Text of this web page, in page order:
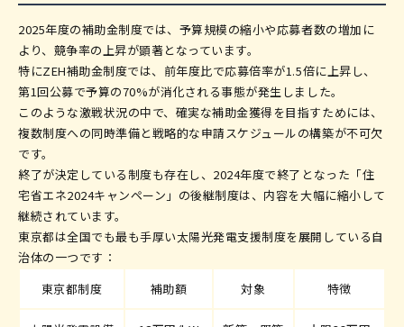
2025年度の補助金制度では、予算規模の縮小や応募者数の増加に
より、競争率の上昇が顕著となっています。
特にZEH補助金制度では、前年度比で応募倍率が1.5倍に上昇し、
第1回公募で予算の70%が消化される事態が発生しました。
このような激戦状況の中で、確実な補助金獲得を目指すためには、
複数制度への同時準備と戦略的な申請スケジュールの構築が不可欠
です。
終了が決定している制度も存在し、2024年度で終了となった「住
宅省エネ2024キャンペーン」の後継制度は、内容を大幅に縮小して
継続されています。
東京都は全国でも最も手厚い太陽光発電支援制度を展開している自
治体の一つです：
東京都制度
補助額 対象 特徴